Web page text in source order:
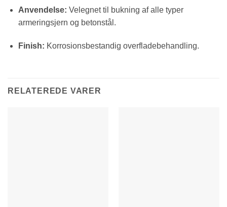
Anvendelse: Velegnet til bukning af alle typer
armeringsjern og betonstål.
Finish: Korrosionsbestandig overfladebehandling.
RELATEREDE VARER